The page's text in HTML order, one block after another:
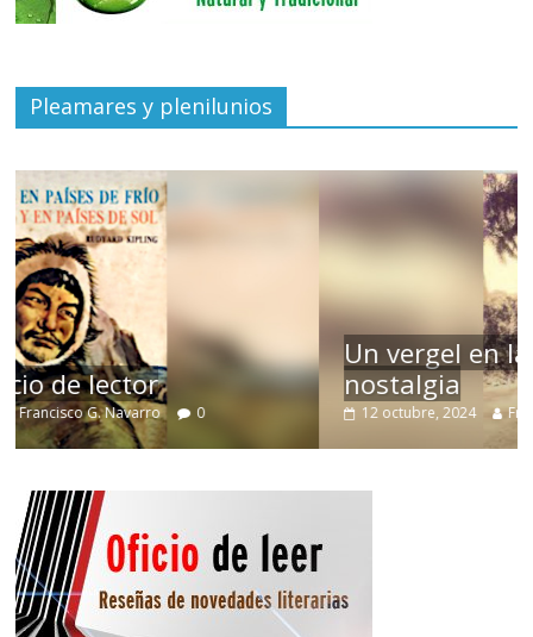
Pleamares y plenilunios
Un vergel en las nieblas de la
nostalgia
12 octubre, 2024 Francisco G. Navarro 0